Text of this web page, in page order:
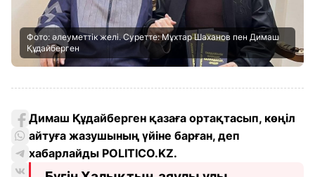
Фото: әлеуметтік желі. Суретте: Мұхтар Шаханов пен Димаш
Құдайберген
Димаш Құдайберген қазаға ортақтасып, көңіл
айтуға жазушының үйіне барған, деп
хабарлайды POLITICO.KZ.